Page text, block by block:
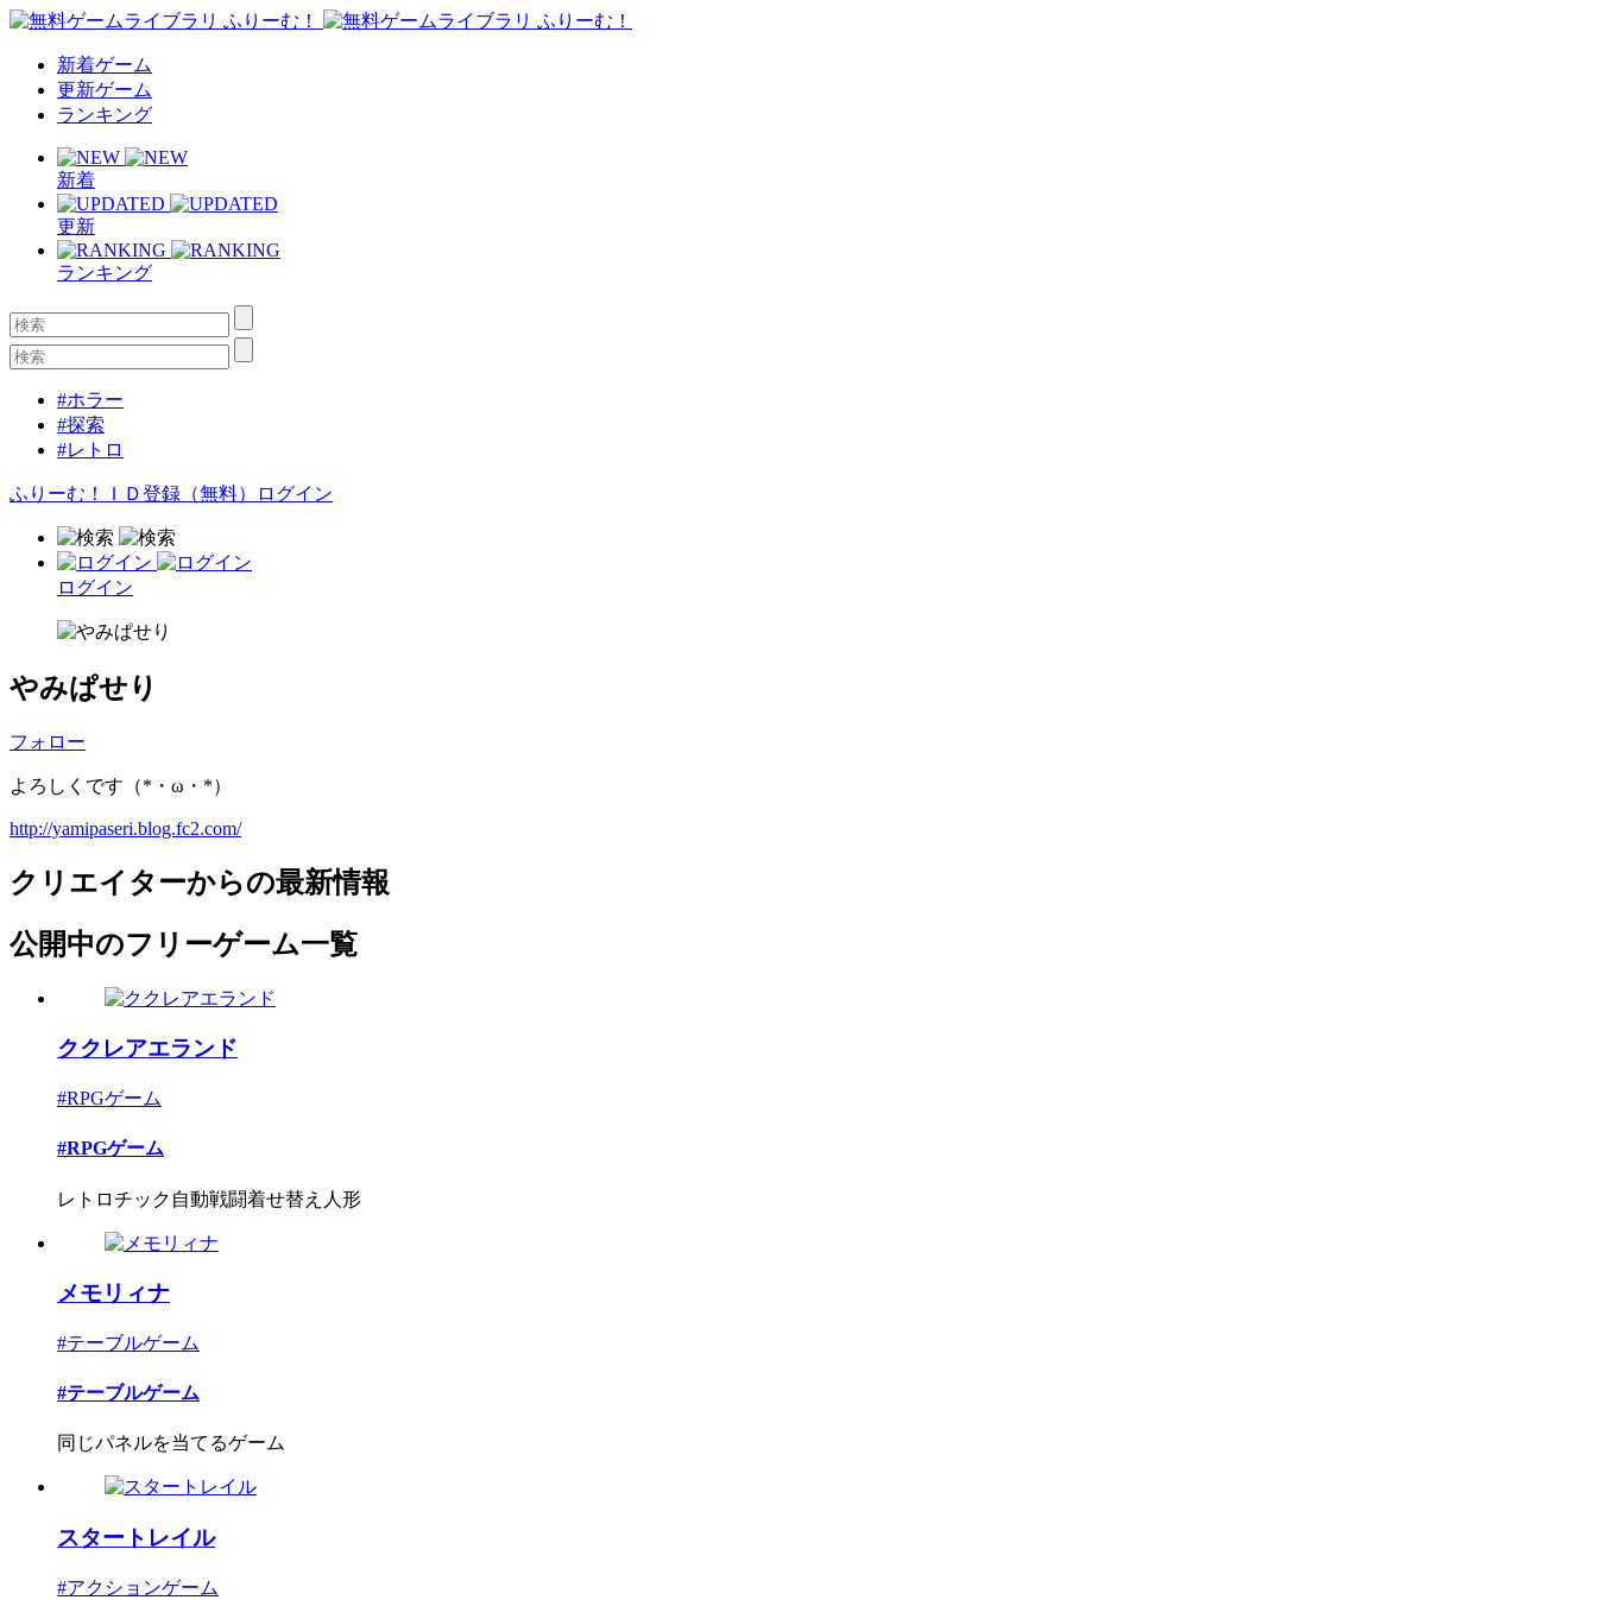
新着ゲーム
更新ゲーム
ランキング
新着
更新
ランキング
#ホラー
#探索
#レトロ
ふりーむ！ＩＤ登録（無料） ログイン
ログイン
やみぱせり
フォロー
よろしくです（*・ω・*）
http://yamipaseri.blog.fc2.com/
クリエイターからの最新情報
公開中のフリーゲーム一覧
ククレアエランド
#RPGゲーム
#RPGゲーム
レトロチック自動戦闘着せ替え人形
メモリィナ
#テーブルゲーム
#テーブルゲーム
同じパネルを当てるゲーム
スタートレイル
#アクションゲーム